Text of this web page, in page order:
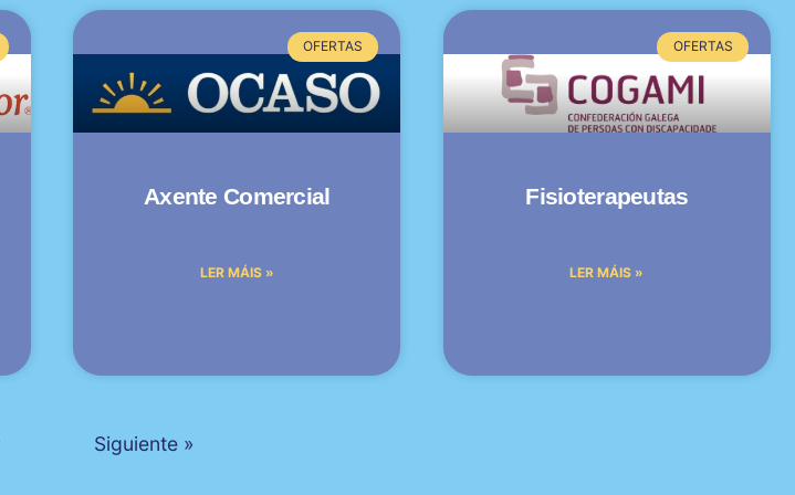
OFERTAS
Axente Comercial
LER MÁIS »
OFERTAS
Fisioterapeutas
LER MÁIS »
Siguiente »